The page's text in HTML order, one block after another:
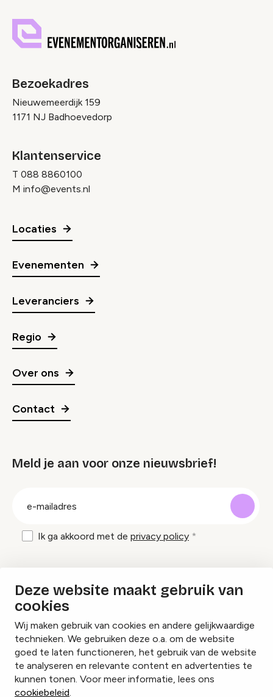
Deze website maakt gebruik van
cookies
Wij maken gebruik van cookies en andere gelijkwaardige
technieken. We gebruiken deze o.a. om de website
goed te laten functioneren, het gebruik van de website
te analyseren en relevante content en advertenties te
kunnen tonen. Voor meer informatie, lees ons
cookiebeleid.
Bezoekadres
Nieuwemeerdijk 159
1171 NJ Badhoevedorp
Klantenservice
T 088 8860100
M info@events.nl
Locaties
Evenementen
Leveranciers
Regio
Over ons
Contact
Meld je aan voor onze nieuwsbrief!
Ik ga akkoord met de privacy policy
Inspiratie en tips om evenementen te
organiseren?
Lees onze inspiratieblogs